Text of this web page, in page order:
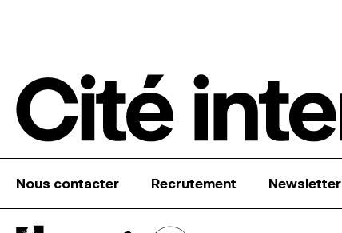
Nous contacter Recrutement Newsletter